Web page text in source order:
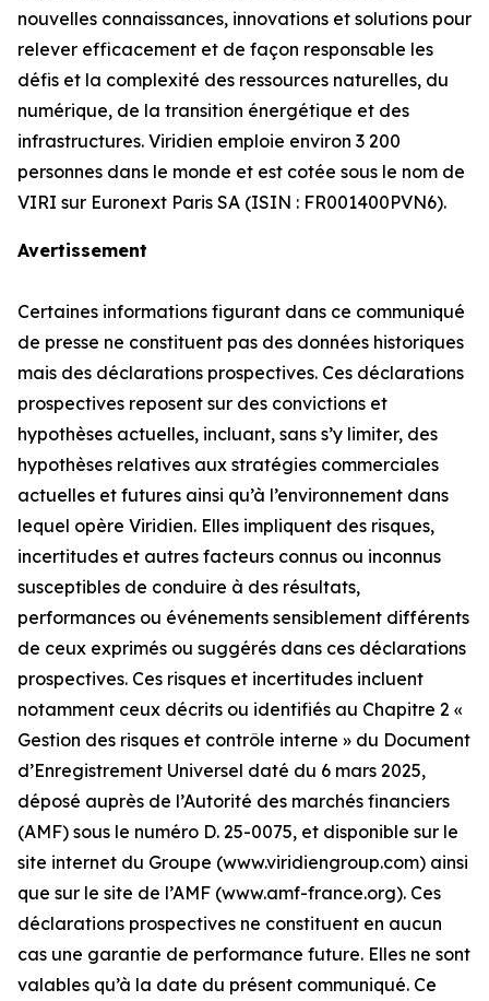
nouvelles connaissances, innovations et solutions pour
relever efficacement et de façon responsable les
défis et la complexité des ressources naturelles, du
numérique, de la transition énergétique et des
infrastructures. Viridien emploie environ 3 200
personnes dans le monde et est cotée sous le nom de
VIRI sur Euronext Paris SA (ISIN : FR001400PVN6).
Avertissement
Certaines informations figurant dans ce communiqué
de presse ne constituent pas des données historiques
mais des déclarations prospectives. Ces déclarations
prospectives reposent sur des convictions et
hypothèses actuelles, incluant, sans s’y limiter, des
hypothèses relatives aux stratégies commerciales
actuelles et futures ainsi qu’à l’environnement dans
lequel opère Viridien. Elles impliquent des risques,
incertitudes et autres facteurs connus ou inconnus
susceptibles de conduire à des résultats,
performances ou événements sensiblement différents
de ceux exprimés ou suggérés dans ces déclarations
prospectives. Ces risques et incertitudes incluent
notamment ceux décrits ou identifiés au Chapitre 2 «
Gestion des risques et contrôle interne » du Document
d’Enregistrement Universel daté du 6 mars 2025,
déposé auprès de l’Autorité des marchés financiers
(AMF) sous le numéro D. 25-0075, et disponible sur le
site internet du Groupe (www.viridiengroup.com) ainsi
que sur le site de l’AMF (www.amf-france.org). Ces
déclarations prospectives ne constituent en aucun
cas une garantie de performance future. Elles ne sont
valables qu’à la date du présent communiqué. Ce